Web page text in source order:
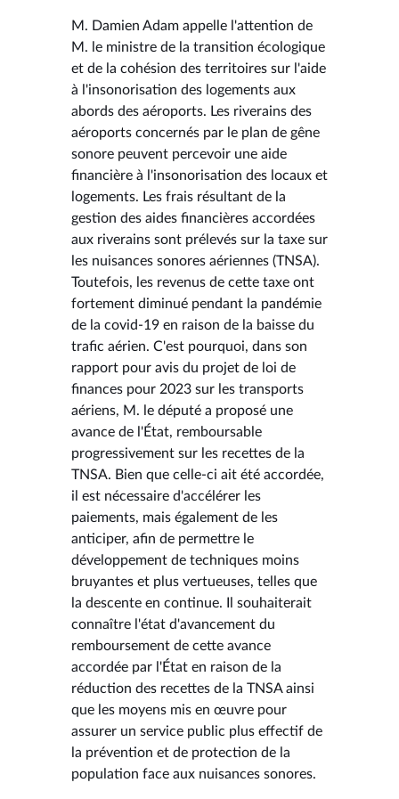
M. Damien Adam appelle l'attention de
M. le ministre de la transition écologique
et de la cohésion des territoires sur l'aide
à l'insonorisation des logements aux
abords des aéroports. Les riverains des
aéroports concernés par le plan de gêne
sonore peuvent percevoir une aide
financière à l'insonorisation des locaux et
logements. Les frais résultant de la
gestion des aides financières accordées
aux riverains sont prélevés sur la taxe sur
les nuisances sonores aériennes (TNSA).
Toutefois, les revenus de cette taxe ont
fortement diminué pendant la pandémie
de la covid-19 en raison de la baisse du
trafic aérien. C'est pourquoi, dans son
rapport pour avis du projet de loi de
finances pour 2023 sur les transports
aériens, M. le député a proposé une
avance de l'État, remboursable
progressivement sur les recettes de la
TNSA. Bien que celle-ci ait été accordée,
il est nécessaire d'accélérer les
paiements, mais également de les
anticiper, afin de permettre le
développement de techniques moins
bruyantes et plus vertueuses, telles que
la descente en continue. Il souhaiterait
connaître l'état d'avancement du
remboursement de cette avance
accordée par l'État en raison de la
réduction des recettes de la TNSA ainsi
que les moyens mis en œuvre pour
assurer un service public plus effectif de
la prévention et de protection de la
population face aux nuisances sonores.